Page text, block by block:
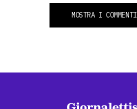
MOSTRA I COMMENTI